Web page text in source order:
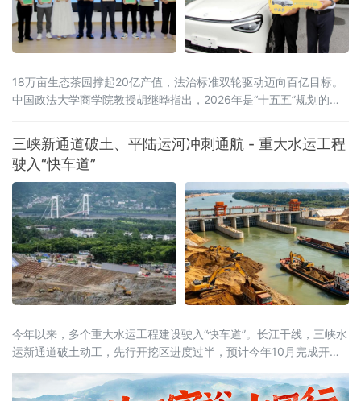
18万亩生态茶园撑起20亿产值，法治标准双轮驱动迈向百亿目标。
中国政法大学商学院教授胡继晔指出，2026年是“十五五”规划的开
（2026—2030年）》，明确到2030年全产业链规模达1.5万亿元的
目标，《扩大消费“十五五”规划》更是将茶叶列为历史经典产业；桐
柏茶产业深度契合国家
三峡新通道破土、平陆运河冲刺通航 - 重大水运工程
驶入“快车道”
今年以来，多个重大水运工程建设驶入“快车道”。长江干线，三峡水
运新通道破土动工，先行开挖区进度过半，预计今年10月完成开挖
航冲刺；东海之滨，长江口南槽航道治理二期工程开工建设，建成